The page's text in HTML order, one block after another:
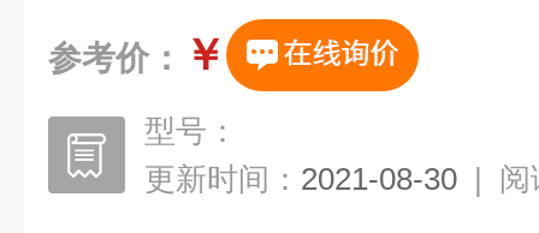
参考价： ￥
型号：
更新时间： 2021-08-30 | 阅